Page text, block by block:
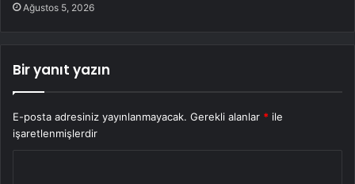
Ağustos 5, 2026
Bir yanıt yazın
E-posta adresiniz yayınlanmayacak. Gerekli alanlar * ile
işaretlenmişlerdir